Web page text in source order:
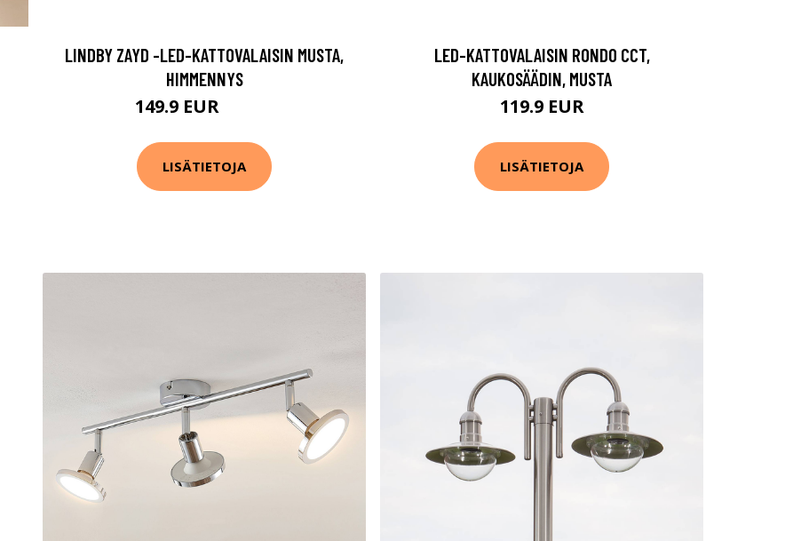
LINDBY ZAYD -LED-KATTOVALAISIN MUSTA,
HIMMENNYS
149.9 EUR
LISÄTIETOJA
LED-KATTOVALAISIN RONDO CCT,
KAUKOSÄÄDIN, MUSTA
119.9 EUR
LISÄTIETOJA